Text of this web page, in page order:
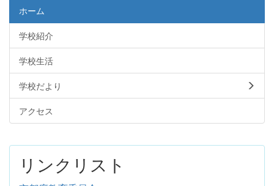
ホーム
学校紹介
学校生活
学校だより
アクセス
リンクリスト